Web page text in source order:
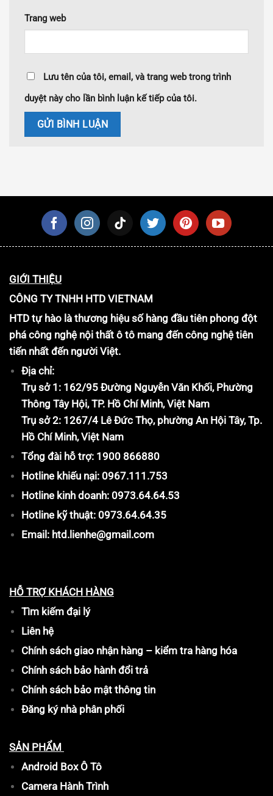
Trang web
Lưu tên của tôi, email, và trang web trong trình
duyệt này cho lần bình luận kế tiếp của tôi.
GIỚI THIỆU
CÔNG TY TNHH HTD VIETNAM
HTD tự hào là thương hiệu số hàng đầu tiên phong đột
phá công nghệ nội thất ô tô mang đến công nghệ tiên
tiến nhất đến người Việt.
Địa chỉ:
Trụ sở 1: 162/95 Đường Nguyễn Văn Khối, Phường
Thông Tây Hội, TP. Hồ Chí Minh, Việt Nam
Trụ sở 2: 1267/4 Lê Đức Thọ, phường An Hội Tây, Tp.
Hồ Chí Minh, Việt Nam
Tổng đài hỗ trợ: 1900 866880
Hotline khiếu nại: 0967.111.753
Hotline kinh doanh: 0973.64.64.53
Hotline kỹ thuật: 0973.64.64.35
Email: htd.lienhe@gmail.com
HỖ TRỢ KHÁCH HÀNG
Tìm kiếm đại lý
Liên hệ
Chính sách giao nhận hàng – kiểm tra hàng hóa
Chính sách bảo hành đổi trả
Chính sách bảo mật thông tin
Đăng ký nhà phân phối
SẢN PHẨM
Android Box Ô Tô
Camera Hành Trình